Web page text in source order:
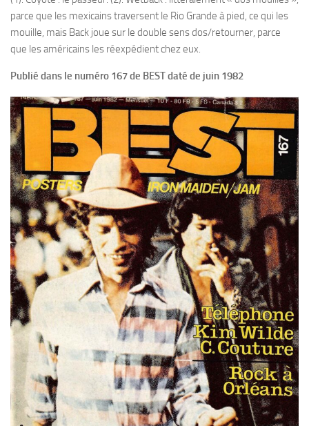
parce que les mexicains traversent le Rio Grande à pied, ce qui les
mouille, mais Back joue sur le double sens dos/retourner, parce
que les américains les réexpédient chez eux.
Publié dans le numéro 167 de BEST daté de juin 1982